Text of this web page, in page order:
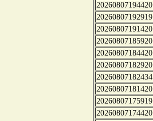
20260807194420
20260807192919
20260807191420
20260807185920
20260807184420
20260807182920
20260807182434
20260807181420
20260807175919
20260807174420